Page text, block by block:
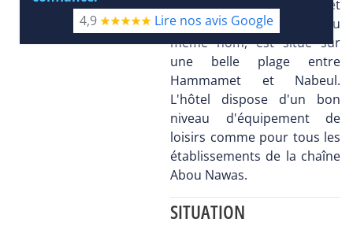
L'Abou Nawas d'Hammamet
de la chaîne hôtellière du
même nom, est situé sur
une belle plage entre
Hammamet et Nabeul.
L'hôtel dispose d'un bon
niveau d'équipement de
loisirs comme pour tous les
établissements de la chaîne
Abou Nawas.
SITUATION
4,9
Lire nos avis Google